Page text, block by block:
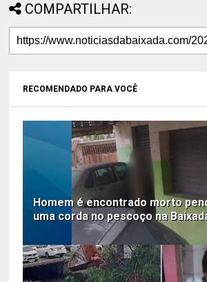
COMPARTILHAR:
RECOMENDADO PARA VOCÊ
Homem é encontrado morto
uma corda no pescoço na